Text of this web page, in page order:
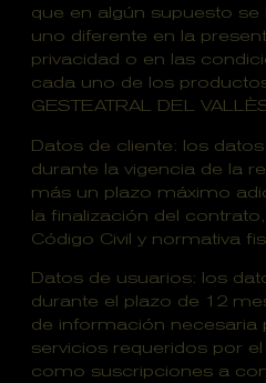
que en algún supuesto
uno diferente en la
privacidad o en las
cada uno de los
GESTEATRAL DEL
Datos de cliente: los
durante la vigencia de la
más un plazo máximo
la finalización del
Código Civil y normativa
Datos de usuarios: los
durante el plazo de 12
de información necesaria
servicios requeridos por
como suscripciones a